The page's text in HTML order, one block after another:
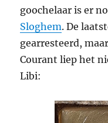
goochelaar is er
Sloghem. De
gearresteerd,
Courant liep het
Libi: